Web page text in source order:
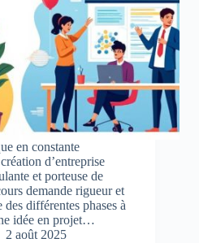
en constante
d’entreprise
et porteuse de
demande rigueur et
différentes phases à
idée en projet…
2 août 2025